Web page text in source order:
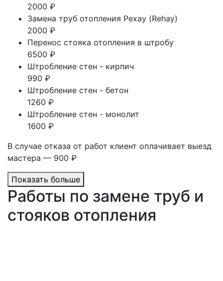
2000 ₽
Замена труб отопления Рехау (Rehay)
2000 ₽
Перенос стояка отопления в штробу
6500 ₽
Штробление стен - кирпич
990 ₽
Штробление стен - бетон
1260 ₽
Штробление стен - монолит
1600 ₽
В случае отказа от работ клиент оплачивает выезд
мастера — 900 ₽
Показать больше
Работы по замене труб и
стояков отопления